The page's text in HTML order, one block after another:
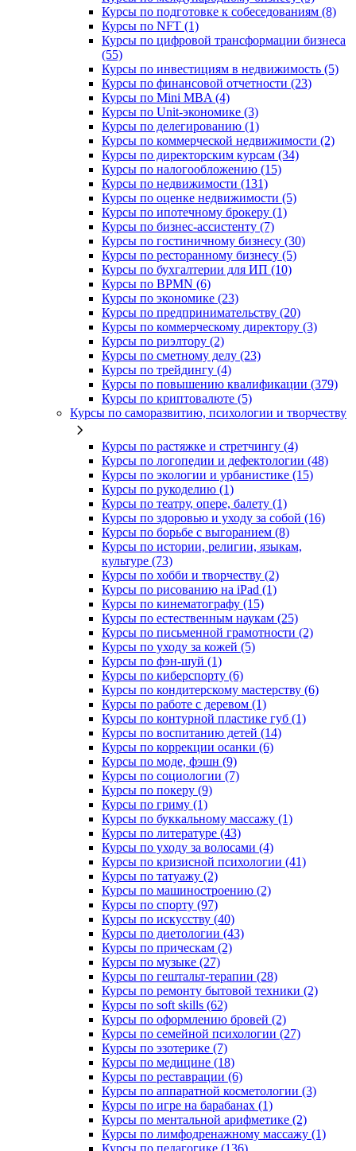
Курсы по подготовке к собеседованиям (8)
Курсы по NFT (1)
Курсы по цифровой трансформации бизнеса
(55)
Курсы по инвестициям в недвижимость (5)
Курсы по финансовой отчетности (23)
Курсы по Mini MBA (4)
Курсы по Unit-экономике (3)
Курсы по делегированию (1)
Курсы по коммерческой недвижимости (2)
Курсы по директорским курсам (34)
Курсы по налогообложению (15)
Курсы по недвижимости (131)
Курсы по оценке недвижимости (5)
Курсы по ипотечному брокеру (1)
Курсы по бизнес-ассистенту (7)
Курсы по гостиничному бизнесу (30)
Курсы по ресторанному бизнесу (5)
Курсы по бухгалтерии для ИП (10)
Курсы по BPMN (6)
Курсы по экономике (23)
Курсы по предпринимательству (20)
Курсы по коммерческому директору (3)
Курсы по риэлтору (2)
Курсы по сметному делу (23)
Курсы по трейдингу (4)
Курсы по повышению квалификации (379)
Курсы по криптовалюте (5)
Курсы по саморазвитию, психологии и творчеству
Курсы по растяжке и стретчингу (4)
Курсы по логопедии и дефектологии (48)
Курсы по экологии и урбанистике (15)
Курсы по рукоделию (1)
Курсы по театру, опере, балету (1)
Курсы по здоровью и уходу за собой (16)
Курсы по борьбе с выгоранием (8)
Курсы по истории, религии, языкам,
культуре (73)
Курсы по хобби и творчеству (2)
Курсы по рисованию на iPad (1)
Курсы по кинематографу (15)
Курсы по естественным наукам (25)
Курсы по письменной грамотности (2)
Курсы по уходу за кожей (5)
Курсы по фэн-шуй (1)
Курсы по киберспорту (6)
Курсы по кондитерскому мастерству (6)
Курсы по работе с деревом (1)
Курсы по контурной пластике губ (1)
Курсы по воспитанию детей (14)
Курсы по коррекции осанки (6)
Курсы по моде, фэшн (9)
Курсы по социологии (7)
Курсы по покеру (9)
Курсы по гриму (1)
Курсы по буккальному массажу (1)
Курсы по литературе (43)
Курсы по уходу за волосами (4)
Курсы по кризисной психологии (41)
Курсы по татуажу (2)
Курсы по машиностроению (2)
Курсы по спорту (97)
Курсы по искусству (40)
Курсы по диетологии (43)
Курсы по прическам (2)
Курсы по музыке (27)
Курсы по гештальт-терапии (28)
Курсы по ремонту бытовой техники (2)
Курсы по soft skills (62)
Курсы по оформлению бровей (2)
Курсы по семейной психологии (27)
Курсы по эзотерике (7)
Курсы по медицине (18)
Курсы по реставрации (6)
Курсы по аппаратной косметологии (3)
Курсы по игре на барабанах (1)
Курсы по ментальной арифметике (2)
Курсы по лимфодренажному массажу (1)